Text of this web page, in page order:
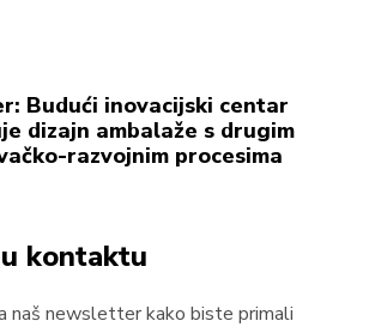
Budući inovacijski centar
dizajn ambalaže s drugim
razvojnim procesima
kontaktu
naš newsletter kako biste primali